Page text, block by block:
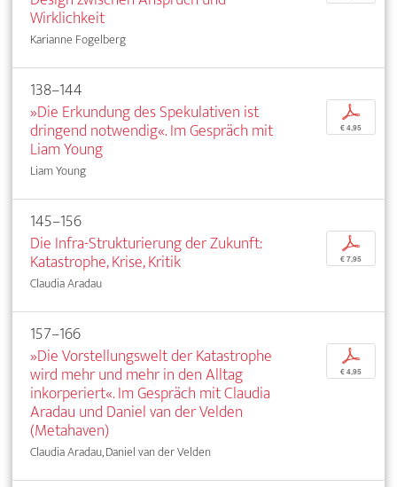
Wirklichkeit
Karianne Fogelberg
138–144
»Die Erkundung des Spekulativen ist
dringend notwendig«. Im Gespräch mit
Liam Young
Liam Young
p
€ 4,95
145–156
Die Infra-Strukturierung der Zukunft:
Katastrophe, Krise, Kritik
Claudia Aradau
p
€ 7,95
157–166
»Die Vorstellungswelt der Katastrophe
wird mehr und mehr in den Alltag
inkorperiert«. Im Gespräch mit Claudia
Aradau und Daniel van der Velden
(Metahaven)
Claudia Aradau, Daniel van der Velden
p
€ 4,95